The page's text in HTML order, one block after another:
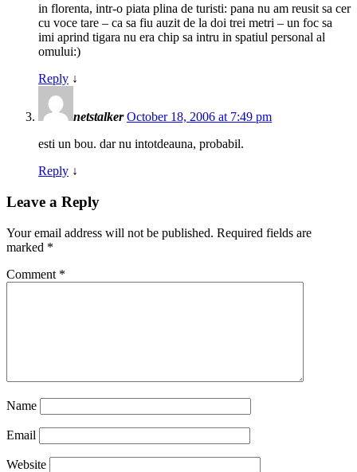
in florenta, intr-o piata plina de turisti: pana nu am reusit sa cer
cu voce tare – ca sa fiu auzit de la doi trei metri – un foc sa
imi aprind tigara nu era chip sa intru in spatiul personal al
omului:)
Reply ↓
netstalker October 18, 2006 at 7:49 pm
esti un bou. dar nu intotdeauna, probabil.
Reply ↓
Leave a Reply
Your email address will not be published. Required fields are
marked *
Comment *
Name
Email
Website